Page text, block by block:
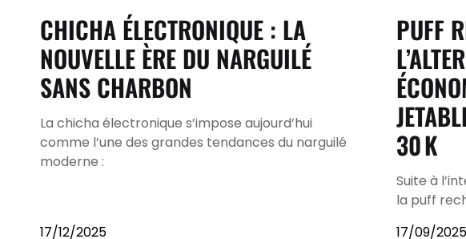
CHICHA ÉLECTRONIQUE : LA
NOUVELLE ÈRE DU NARGUILÉ
SANS CHARBON
La chicha électronique s’impose aujourd’hui
comme l’une des grandes tendances du narguilé
moderne :
17/12/2025
PUFF
30 K
Suite à
la puff
17/09/2025